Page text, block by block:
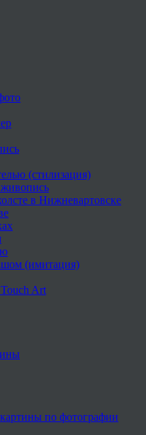
(стилизация)
в Нижневартовске
(имитация)
Art